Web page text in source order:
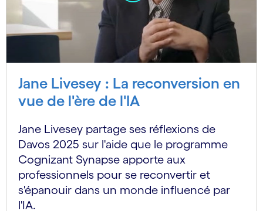
Jane Livesey : La reconversion en
vue de l'ère de l'IA
Jane Livesey partage ses réflexions de
Davos 2025 sur l'aide que le programme
Cognizant Synapse apporte aux
professionnels pour se reconvertir et
s'épanouir dans un monde influencé par
l'IA.